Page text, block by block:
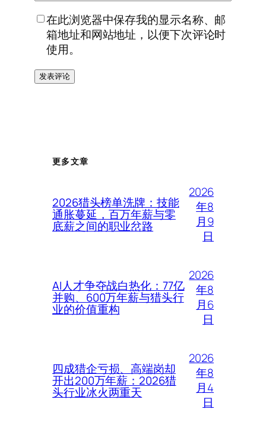
在此浏览器中保存我的显示名称、邮
箱地址和网站地址，以便下次评论时
使用。
更多文章
2026猎头榜单洗牌：技能
通胀蔓延，百万年薪与零
底薪之间的职业岔路
2026
年8
月9
日
AI人才争夺战白热化：77亿
并购、600万年薪与猎头行
业的价值重构
2026
年8
月6
日
四成猎企亏损、高端岗却
开出200万年薪：2026猎
头行业冰火两重天
2026
年8
月4
日